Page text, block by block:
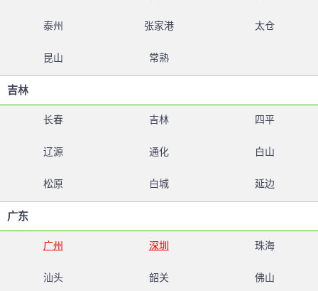
泰州 张家港 太仓
昆山 常熟
吉林
长春 吉林 四平
辽源 通化 白山
松原 白城 延边
广东
广州 深圳 珠海
汕头 韶关 佛山